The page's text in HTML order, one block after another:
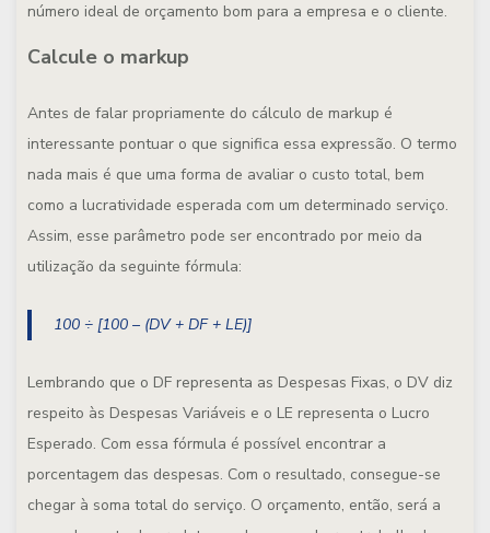
número ideal de orçamento bom para a empresa e o cliente.
Calcule o markup
Antes de falar propriamente do cálculo de markup é
interessante pontuar o que significa essa expressão. O termo
nada mais é que uma forma de avaliar o custo total, bem
como a lucratividade esperada com um determinado serviço.
Assim, esse parâmetro pode ser encontrado por meio da
utilização da seguinte fórmula:
100 ÷ [100 – (DV + DF + LE)]
Lembrando que o DF representa as Despesas Fixas, o DV diz
respeito às Despesas Variáveis e o LE representa o Lucro
Esperado. Com essa fórmula é possível encontrar a
porcentagem das despesas. Com o resultado, consegue-se
chegar à soma total do serviço. O orçamento, então, será a